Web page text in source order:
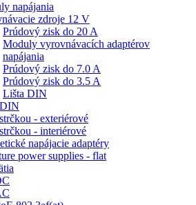
napájania
zdroje 12 V
Prúdový zisk do 20 A
Moduly vyrovnávacích adaptérov
napájania
Prúdový zisk do 7.0 A
Prúdový zisk do 3.5 A
Lišta DIN
- exteriérové
- interiérové
napájacie adaptéry
power supplies - flat